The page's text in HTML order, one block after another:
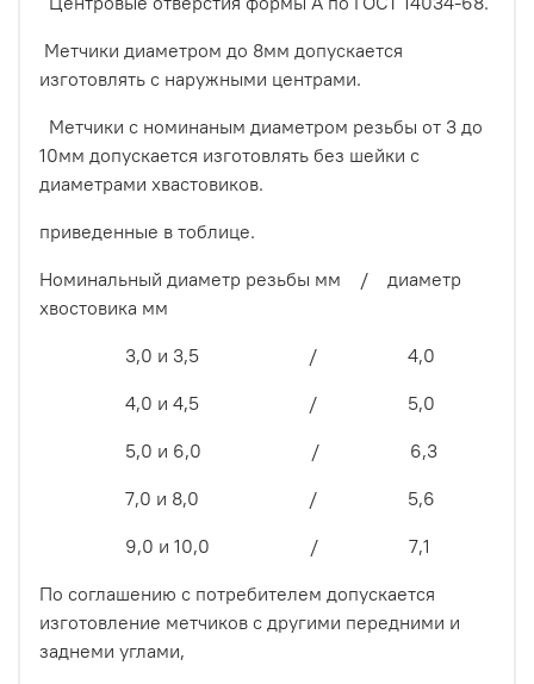
Метчики диаметром до 8мм допускается
изготовлять с наружными центрами.
Метчики с номинаным диаметром резьбы от 3 до
10мм допускается изготовлять без шейки с
диаметрами хвастовиков.
приведенные в тоблице.
Номинальный диаметр резьбы мм / диаметр
хвостовика мм
3,0 и 3,5 / 4,0
4,0 и 4,5 / 5,0
5,0 и 6,0 / 6,3
7,0 и 8,0 / 5,6
9,0 и 10,0 / 7,1
По соглашению с потребителем допускается
изготовление метчиков с другими передними и
заднеми углами,